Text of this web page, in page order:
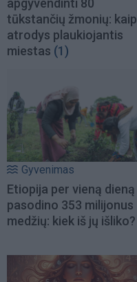
apgyvendinti 80
tūkstančių žmonių: kaip
atrodys plaukiojantis
miestas (1)
Gyvenimas
Etiopija per vieną dieną
pasodino 353 milijonus
medžių: kiek iš jų išliko?